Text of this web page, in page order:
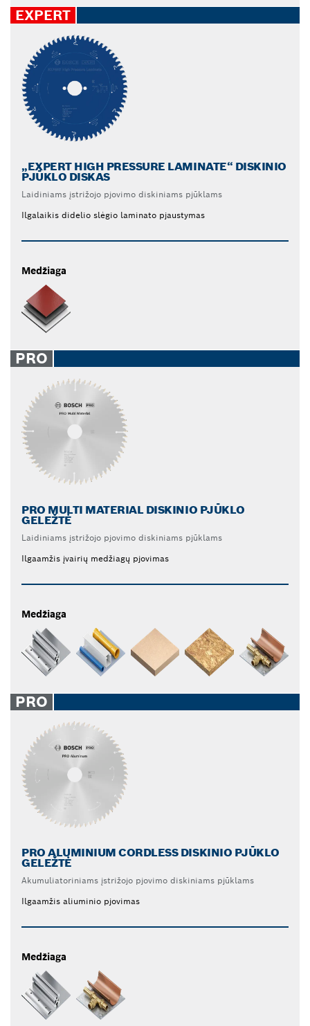
EXPERT
„EXPERT HIGH PRESSURE LAMINATE“ DISKINIO
PJŪKLO DISKAS
Laidiniams įstrižojo pjovimo diskiniams pjūklams
Ilgalaikis didelio slėgio laminato pjaustymas
Medžiaga
PRO
PRO MULTI MATERIAL DISKINIO PJŪKLO
GELEŽTĖ
Laidiniams įstrižojo pjovimo diskiniams pjūklams
Ilgaamžis įvairių medžiagų pjovimas
Medžiaga
PRO
PRO ALUMINIUM CORDLESS DISKINIO PJŪKLO
GELEŽTĖ
Akumuliatoriniams įstrižojo pjovimo diskiniams pjūklams
Ilgaamžis aliuminio pjovimas
Medžiaga